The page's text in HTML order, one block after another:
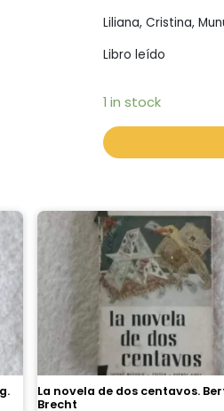
Liliana, Cristina,
Libro leído
1 in stock
La novela de dos centavos.
Brecht